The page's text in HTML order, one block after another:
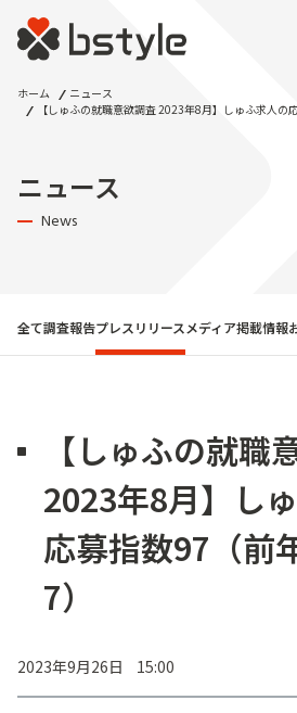
ホーム
ニュース
【しゅふの就職意欲調査 2023年8月】しゅふ求人の
ニュース
News
全て調査報告プレスリリース メディア掲載情報
【しゅふの就職
2023年8月】し
応募指数97（前
7）
2023年9月26日 15:00